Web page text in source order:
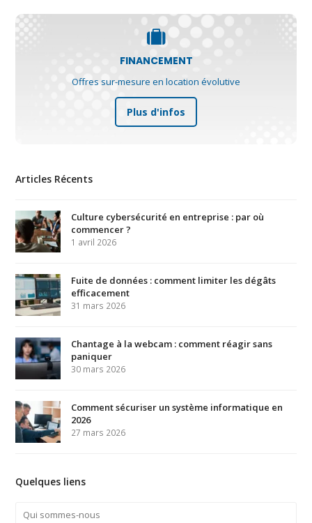
FINANCEMENT
Offres sur-mesure en location évolutive
Plus d'infos
Articles Récents
Culture cybersécurité en entreprise : par où
commencer ?
1 avril 2026
Fuite de données : comment limiter les dégâts
efficacement
31 mars 2026
Chantage à la webcam : comment réagir sans
paniquer
30 mars 2026
Comment sécuriser un système informatique en
2026
27 mars 2026
Quelques liens
Qui sommes-nous